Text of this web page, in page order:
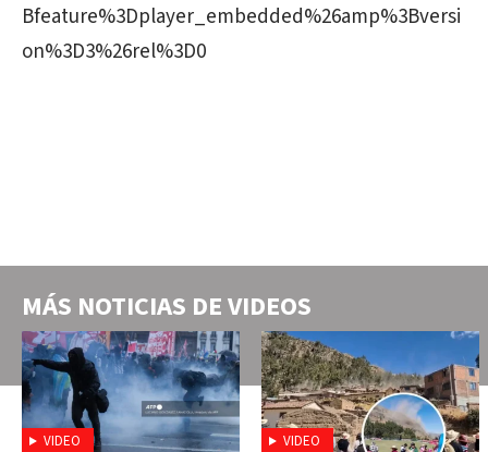
Bfeature%3Dplayer_embedded%26amp%3Bversi
on%3D3%26rel%3D0
MÁS NOTICIAS DEVIDEOS
VIDEO VIDEO